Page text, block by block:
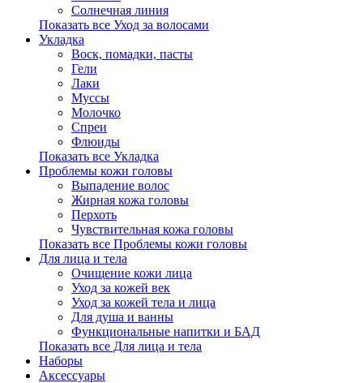
Солнечная линия
Показать все Уход за волосами
Укладка
Воск, помадки, пасты
Гели
Лаки
Муссы
Молочко
Спреи
Флюиды
Показать все Укладка
Проблемы кожи головы
Выпадение волос
Жирная кожа головы
Перхоть
Чувствительная кожа головы
Показать все Проблемы кожи головы
Для лица и тела
Очищение кожи лица
Уход за кожей век
Уход за кожей тела и лица
Для душа и ванны
Функциональные напитки и БАД
Показать все Для лица и тела
Наборы
Аксессуары